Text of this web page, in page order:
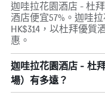
迦哇拉花園酒店 - 杜
酒店便宜57%。迦哇
HK$314，以杜拜優質
惠。
迦哇拉花園酒店 - 杜
場）有多遠？